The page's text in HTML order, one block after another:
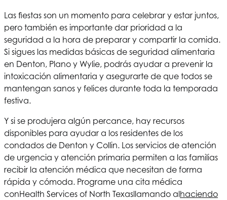
Las fiestas son un momento para celebrar y estar juntos,
pero también es importante dar prioridad a la
seguridad a la hora de preparar y compartir la comida.
Si sigues las medidas básicas de seguridad alimentaria
en Denton, Plano y Wylie, podrás ayudar a prevenir la
intoxicación alimentaria y asegurarte de que todos se
mantengan sanos y felices durante toda la temporada
festiva.
Y si se produjera algún percance, hay recursos
disponibles para ayudar a los residentes de los
condados de Denton y Collin. Los servicios de atención
de urgencia y atención primaria permiten a las familias
recibir la atención médica que necesitan de forma
rápida y cómoda. Programe una cita médica
conHealth Services of North Texasllamando alhaciendo